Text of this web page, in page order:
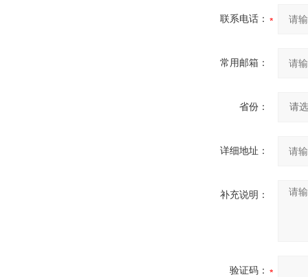
联系电话：
常用邮箱：
省份：
详细地址：
补充说明：
验证码：